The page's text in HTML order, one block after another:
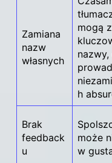
Zamiana
nazw
własnych
mogą
nazwy,
h
Brak
feedback
u
może
w